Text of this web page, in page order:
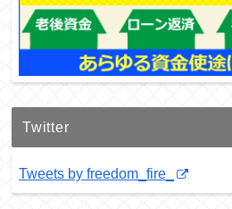
Twitter
Tweets by freedom_fire_